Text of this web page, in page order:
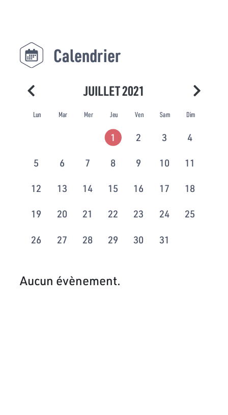
Calendrier
JUILLET 2021
Lun Mar Mer Jeu Ven Sam Dim
1 2 3 4
5 6 7 8 9 10 11
12 13 14 15 16 17 18
19 20 21 22 23 24 25
26 27 28 29 30 31
Aucun évènement.